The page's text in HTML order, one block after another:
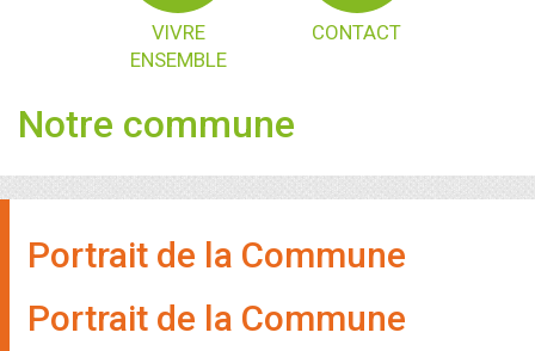
VIVRE
ENSEMBLE
CONTACT
Notre commune
Portrait de la Commune
Portrait de la Commune